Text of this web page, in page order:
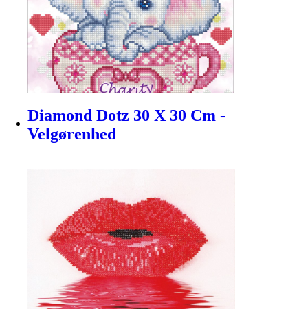
Diamond Dotz 30 X 30 Cm -
Velgørenhed